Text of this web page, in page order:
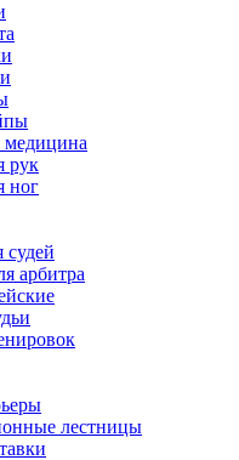
медицина
рук
ног
судей
арбитра
лестницы